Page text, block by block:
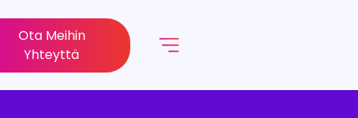
Ota Meihin
Yhteyttä